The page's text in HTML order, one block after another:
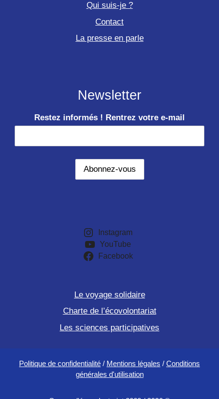
Qui suis-je ?
Contact
La presse en parle
Newsletter
Restez informés ! Rentrez votre e-mail
Instagram
YouTube
Facebook
Le voyage solidaire
Charte de l’écovolontariat
Les sciences participatives
Politique de confidentialité / Mentions légales / Conditions
générales d'utilisation